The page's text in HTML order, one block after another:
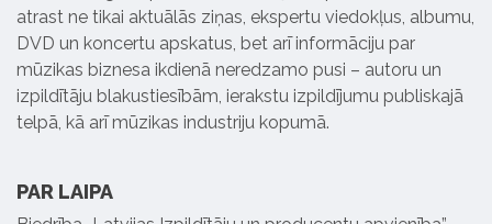
atrast ne tikai aktuālās ziņas, ekspertu viedokļus, albumu,
DVD un koncertu apskatus, bet arī informāciju par
mūzikas biznesa ikdienā neredzamo pusi – autoru un
izpildītāju blakustiesībām, ierakstu izpildījumu publiskajā
telpā, kā arī mūzikas industriju kopumā.
PAR LAIPA